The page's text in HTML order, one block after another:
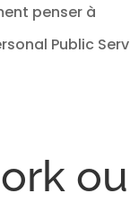
penser à
Public
ou